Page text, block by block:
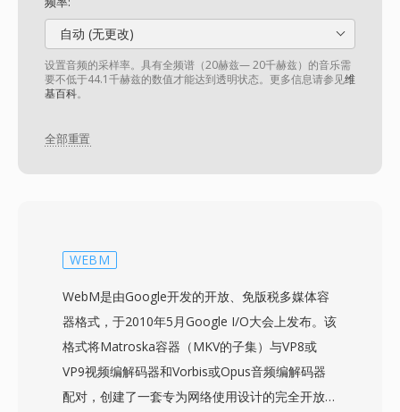
自动 (无更改)
设置音频的采样率。具有全频谱（20赫兹— 20千赫兹）的音乐需
要不低于44.1千赫兹的数值才能达到透明状态。更多信息请参见维
基百科。
全部重置
WEBM
WebM是由Google开发的开放、免版税多媒体容
器格式，于2010年5月Google I/O大会上发布。该
格式将Matroska容器（MKV的子集）与VP8或
VP9视频编解码器和Vorbis或Opus音频编解码器
配对，创建了一套专为网络使用设计的完全开放的